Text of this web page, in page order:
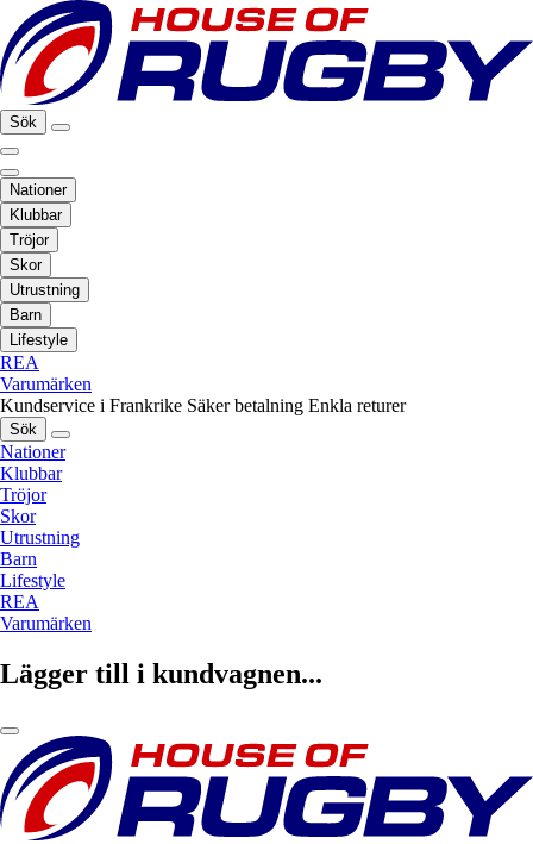
Sök
Nationer
Klubbar
Tröjor
Skor
Utrustning
Barn
Lifestyle
REA
Varumärken
Kundservice i Frankrike Säker betalning Enkla returer
Sök
Nationer
Klubbar
Tröjor
Skor
Utrustning
Barn
Lifestyle
REA
Varumärken
Lägger till i kundvagnen...